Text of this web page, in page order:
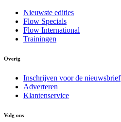
Nieuwste edities
Flow Specials
Flow International
Trainingen
Overig
Inschrijven voor de nieuwsbrief
Adverteren
Klantenservice
Volg ons